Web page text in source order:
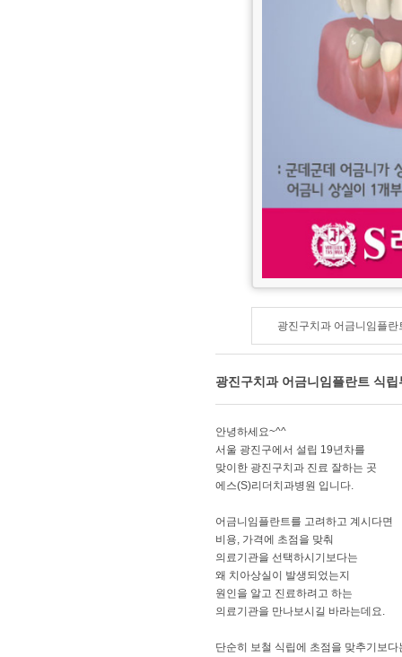
광진구치과 어금니임플
광진구치과 어금니임플란트 식
안녕하세요~^^
서울 광진구에서 설립 19년차를
맞이한 광진구치과 진료 잘하는 곳
에스(S)리더치과병원 입니다.
어금니임플란트를 고려하고 계시다면
비용, 가격에 초점을 맞춰
의료기관을 선택하시기보다는
왜 치아상실이 발생되었는지
원인을 알고 진료하려고 하는
의료기관을 만나보시길 바라는데요.
단순히 보철 식립에 초점을 맞추기보다